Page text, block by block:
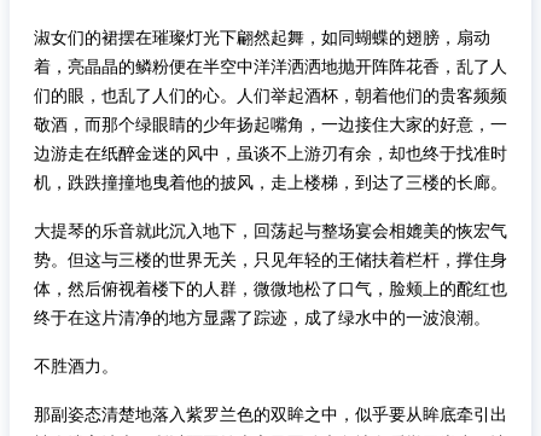
淑女们的裙摆在璀璨灯光下翩然起舞，如同蝴蝶的翅膀，扇动
着，亮晶晶的鳞粉便在半空中洋洋洒洒地抛开阵阵花香，乱了人
们的眼，也乱了人们的心。人们举起酒杯，朝着他们的贵客频频
敬酒，而那个绿眼睛的少年扬起嘴角，一边接住大家的好意，一
边游走在纸醉金迷的风中，虽谈不上游刃有余，却也终于找准时
机，跌跌撞撞地曳着他的披风，走上楼梯，到达了三楼的长廊。
大提琴的乐音就此沉入地下，回荡起与整场宴会相媲美的恢宏气
势。但这与三楼的世界无关，只见年轻的王储扶着栏杆，撑住身
体，然后俯视着楼下的人群，微微地松了口气，脸颊上的酡红也
终于在这片清净的地方显露了踪迹，成了绿水中的一波浪潮。
不胜酒力。
那副姿态清楚地落入紫罗兰色的双眸之中，似乎要从眸底牵引出